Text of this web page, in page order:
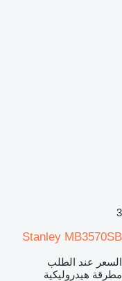
3
Stanley MB3570SB
السعر عند الطلب
مطرقة هيدروليكية